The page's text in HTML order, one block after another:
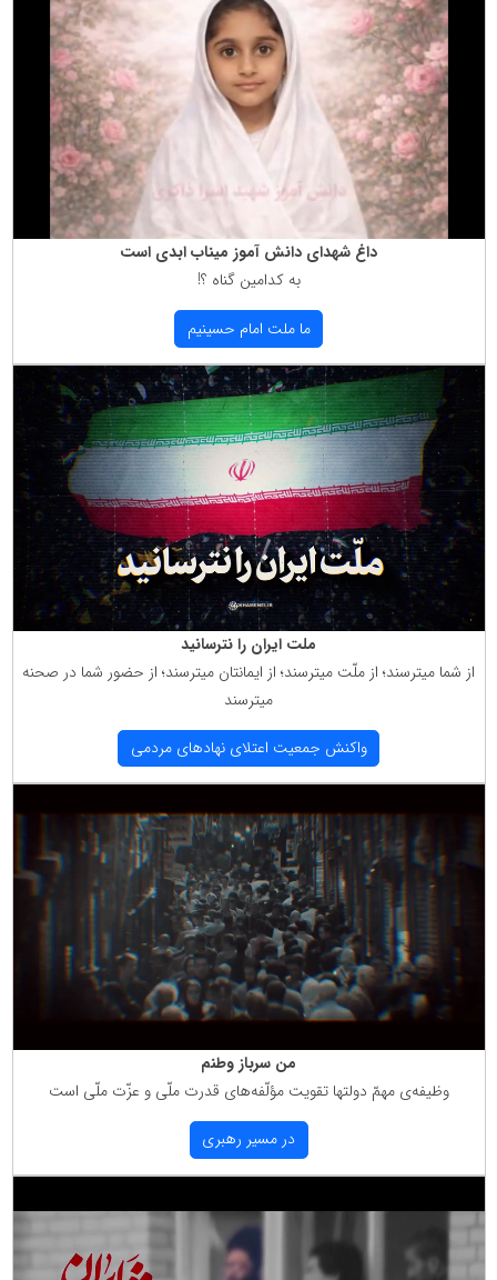
داغ شهدای دانش آموز میناب ابدی است
به كدامین گناه ؟!
ما ملت امام حسینیم
ملت ایران را نترسانید
از شما میترسند؛ از ملّت میترسند؛ از ایمانتان میترسند؛ از حضور شما در صحنه
میترسند
واكنش جمعیت اعتلای نهادهای مردمی
من سرباز وطنم
وظیفه‌ی مهمّ دولتها تقویت مؤلّفه‌های قدرت ملّی و عزّت ملّی است
در مسیر رهبری